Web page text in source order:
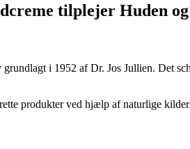
tilplejer Huden
i 1952 af Dr. Jos Jullien. Det
produkter ved hjælp af naturlige